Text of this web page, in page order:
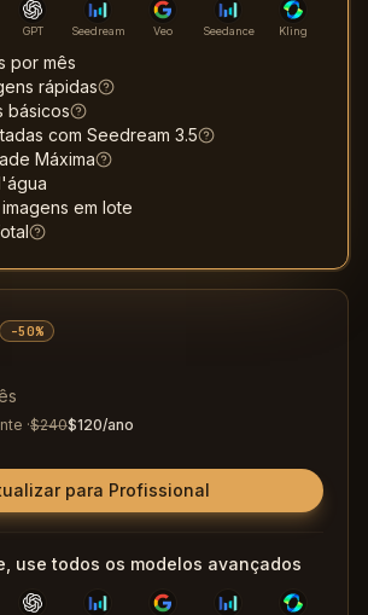
-50%
·$240$120/ano
para Profissional
use todos os modelos avançados
GPT Seedream Veo Seedance Kling
por mês
rápidas
básicos
com Seedream 3.5
Máxima
em lote